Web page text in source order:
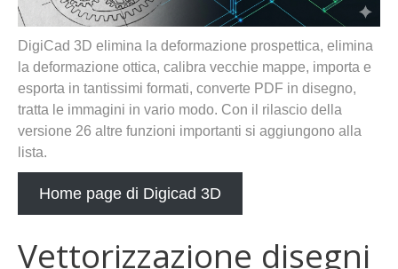
DigiCad 3D elimina la deformazione prospettica, elimina
la deformazione ottica, calibra vecchie mappe, importa e
esporta in tantissimi formati, converte PDF in disegno,
tratta le immagini in vario modo. Con il rilascio della
versione 26 altre funzioni importanti si aggiungono alla
lista.
Home page di Digicad 3D
Vettorizzazione disegni